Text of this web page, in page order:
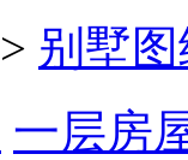
> 别墅
一层房